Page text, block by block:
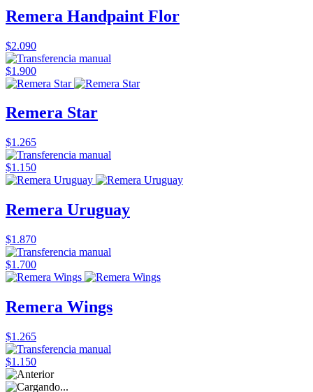
Remera Handpaint Flor
$2.090
$1.900
Remera Star
$1.265
$1.150
Remera Uruguay
$1.870
$1.700
Remera Wings
$1.265
$1.150